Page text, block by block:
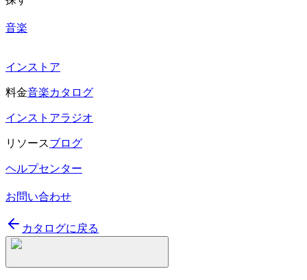
音楽
インストア
料金音楽カタログ
インストアラジオ
リソースブログ
ヘルプセンター
お問い合わせ
カタログに戻る